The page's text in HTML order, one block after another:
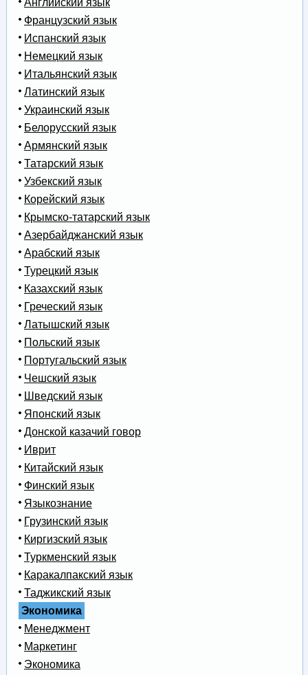
Французский язык
Испанский язык
Немецкий язык
Итальянский язык
Латинский язык
Украинский язык
Белорусский язык
Армянский язык
Татарский язык
Узбекский язык
Корейский язык
Крымско-татарский язык
Азербайджанский язык
Арабский язык
Турецкий язык
Казахский язык
Греческий язык
Латышский язык
Польский язык
Португальский язык
Чешский язык
Шведский язык
Японский язык
Донской казачий говор
Иврит
Китайский язык
Финский язык
Языкознание
Грузинский язык
Киргизский язык
Туркменский язык
Каракалпакский язык
Таджикский язык
Экономика
Менеджмент
Маркетинг
Экономика